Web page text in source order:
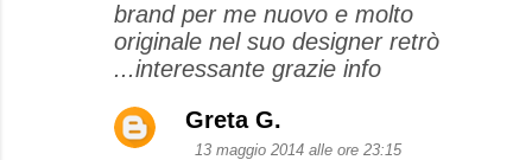
brand per me nuovo e molto
originale nel suo designer retrò
...interessante grazie info
Greta G.
13 maggio 2014 alle ore 23:15